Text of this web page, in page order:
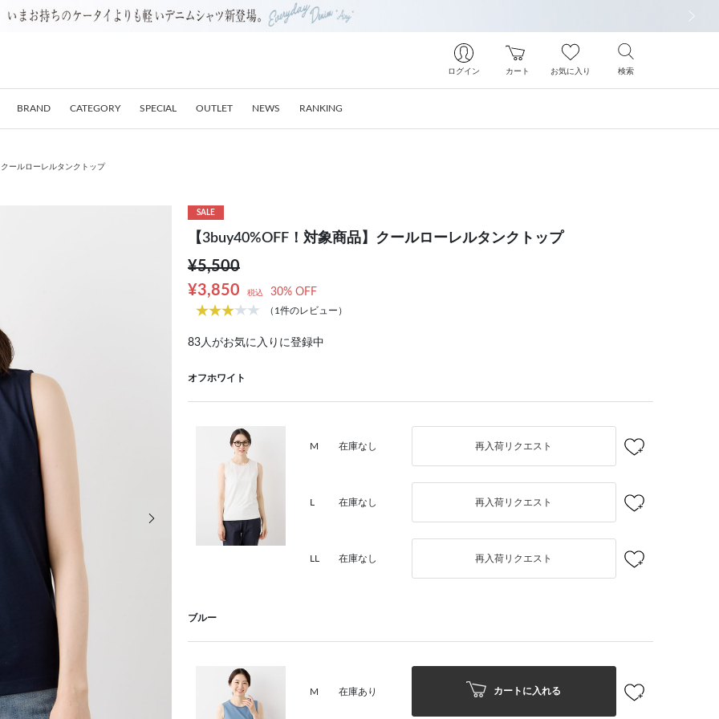
ログイン カート お気に入り 検索
BRAND CATEGORY SPECIAL OUTLET NEWS RANKING
ールローレルタンクトップ
SALE
【3buy40%OFF！対象商品】クールローレルタンクトップ
¥5,500
¥3,850
税込 30% OFF
（1件のレビュー）
83人がお気に入りに登録中
オフホワイト
M 在庫なし 再入荷リクエスト
L 在庫なし 再入荷リクエスト
LL 在庫なし 再入荷リクエスト
ブルー
M 在庫あり カートに入れる